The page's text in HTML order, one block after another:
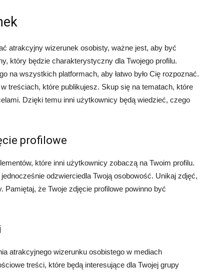
atrakcyjny wizerunek osobisty, ważne jest, aby być
który będzie charakterystyczny dla Twojego profilu.
na wszystkich platformach, aby łatwo było Cię rozpoznać.
treściach, które publikujesz. Skup się na tematach, które
Dzięki temu inni użytkownicy będą wiedzieć, czego
profilowe
które inni użytkownicy zobaczą na Twoim profilu.
odzwierciedla Twoją osobowość. Unikaj zdjęć,
Pamiętaj, że Twoje zdjęcie profilowe powinno być
atrakcyjnego wizerunku osobistego w mediach
treści, które będą interesujące dla Twojej grupy